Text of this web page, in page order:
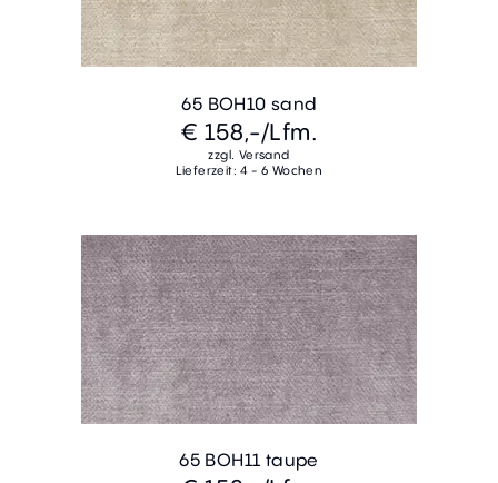
65 BOH10 sand
€ 158,-/Lfm.
zzgl. Versand
Lieferzeit: 4 - 6 Wochen
65 BOH11 taupe